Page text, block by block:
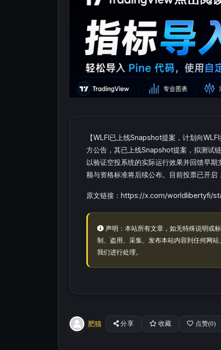
【WLFI已上线Snapshot提案，计划向
方公告，其已上线Snapshot提案，拟测试
以验证空投系统的实际运行效果并回馈早
额与资格标准将后续公布。目前投票已开
原文链接：https://x.com/worldlibertyfi/
声明：本站所有文章，如无特殊说明或
制、盗用、采集、发布本站内容到任何网
我们进行处理。
肥猫 分享 收藏 点赞(0)